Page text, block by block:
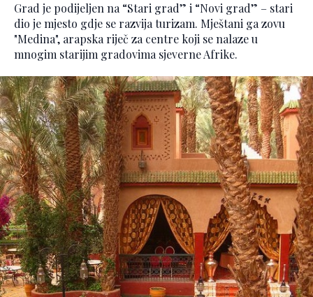
Grad je podijeljen na “Stari grad” i “Novi grad” – stari
dio je mjesto gdje se razvija turizam. Mještani ga zovu
"Medina", arapska riječ za centre koji se nalaze u
mnogim starijim gradovima sjeverne Afrike.